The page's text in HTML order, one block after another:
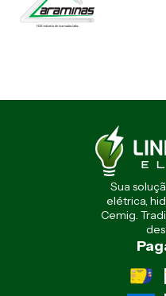
Sua
elétrica,
Cemig.